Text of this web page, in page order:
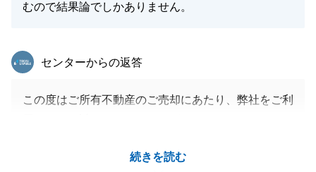
むので結果論でしかありません。
続きを読む
東急リバブル
センターからの返答
この度はご所有不動産のご売却にあたり、弊社をご利
事にお取引きを完了することができました。